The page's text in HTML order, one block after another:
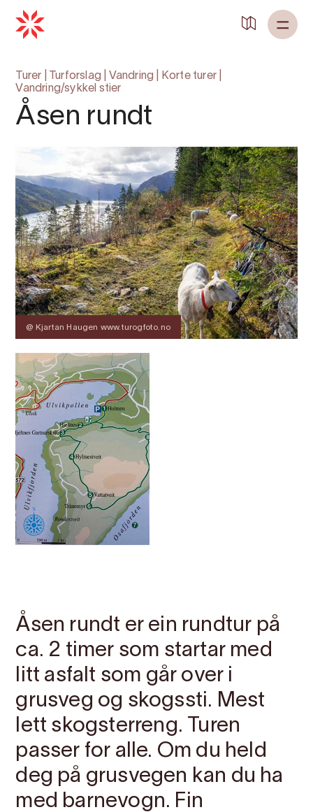
Turer Turforslag Vandring Korte turer
Vandring/sykkel stier
Åsen rundt
@ Kjartan Haugen www.turogfoto.no
Åsen rundt er ein rundtur på
ca. 2 timer som startar med
litt asfalt som går over i
grusveg og skogssti. Mest
lett skogsterreng. Turen
passer for alle. Om du held
deg på grusvegen kan du ha
med barnevogn. Fin